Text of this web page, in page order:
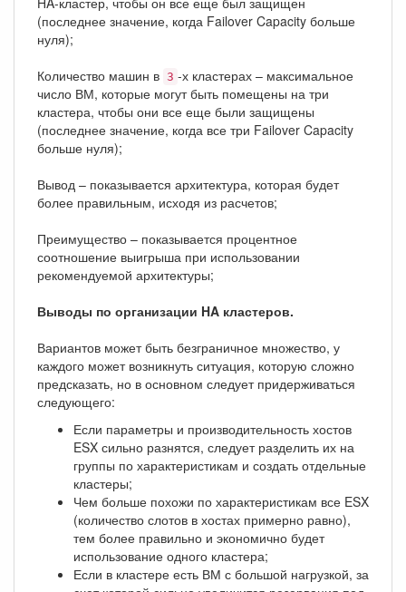
(последнее значение, когда Failover Capacity больше
нуля);
Количество машин в 3 -х кластерах – максимальное
число ВМ, которые могут быть помещены на три
кластера, чтобы они все еще были защищены
(последнее значение, когда все три Failover Capacity
больше нуля);
Вывод – показывается архитектура, которая будет
более правильным, исходя из расчетов;
Преимущество – показывается процентное
соотношение выигрыша при использовании
рекомендуемой архитектуры;
Выводы по организации HA кластеров.
Вариантов может быть безграничное множество, у
каждого может возникнуть ситуация, которую сложно
предсказать, но в основном следует придерживаться
следующего:
Если параметры и производительность хостов
ESX сильно разнятся, следует разделить их на
группы по характеристикам и создать отдельные
кластеры;
Чем больше похожи по характеристикам все ESX
(количество слотов в хостах примерно равно),
тем более правильно и экономично будет
использование одного кластера;
Если в кластере есть ВМ с большой нагрузкой, за